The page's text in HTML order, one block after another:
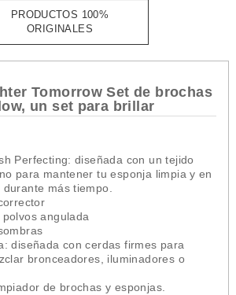
PRODUCTOS 100%
ORIGINALES
Tomorrow Set de brochas
un set para brillar
Perfecting: diseñada con un tejido
para mantener tu esponja limpia y en
durante más tiempo.
angulada
diseñada con cerdas firmes para
bronceadores, iluminadores o
de brochas y esponjas.